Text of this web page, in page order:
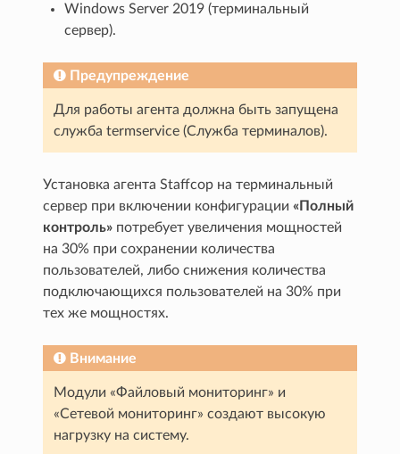
Windows Server 2019 (терминальный
сервер).
Предупреждение
Для работы агента должна быть запущена
служба termservice (Служба терминалов).
Установка агента Staffcop на терминальный
сервер при включении конфигурации«Полный
контроль» потребует увеличения мощностей
на 30% при сохранении количества
пользователей, либо снижения количества
подключающихся пользователей на 30% при
тех же мощностях.
Внимание
Модули «Файловый мониторинг» и
«Сетевой мониторинг» создают высокую
нагрузку на систему.